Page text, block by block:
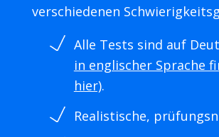
verschiedenen
Alle Tests sind auf
in englischer Sprache
hier).
Realistische,